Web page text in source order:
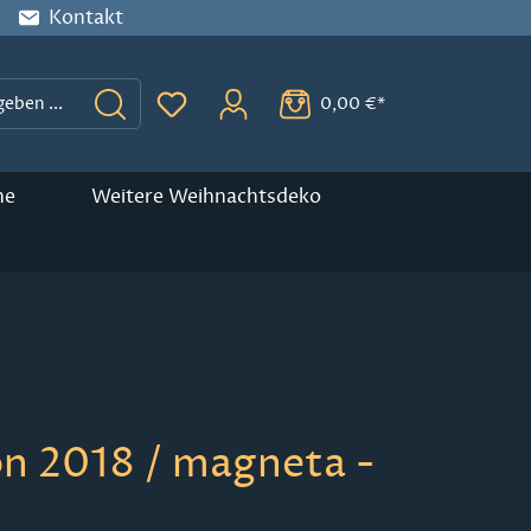
Kontakt
Du hast 0 Produkte auf dem
0,00 €*
Weitere Weihnachtsdeko
2018 / magneta -